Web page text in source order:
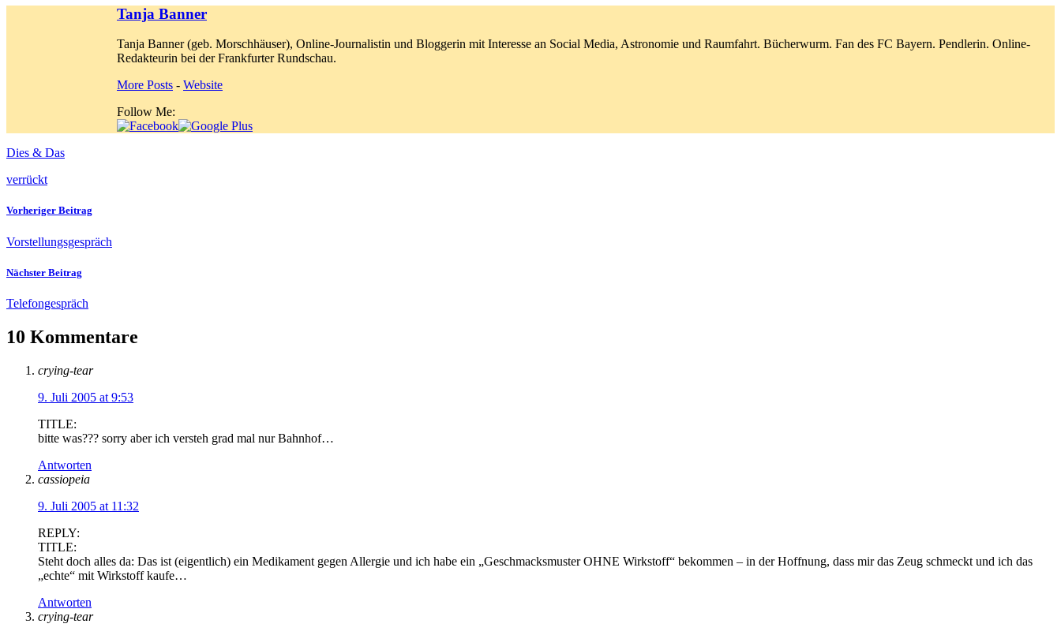
Tanja Banner
Tanja Banner (geb. Morschhäuser), Online-Journalistin und Bloggerin mit Interesse an Social Media, Astronomie und Raumfahrt. Bücherwurm. Fan des FC Bayern. Pendlerin. Online-
Redakteurin bei der Frankfurter Rundschau.
More Posts - Website
Follow Me:
Dies & Das
verrückt
Vorheriger Beitrag
Vorstellungsgespräch
Nächster Beitrag
Telefongespräch
10 Kommentare
crying-tear
9. Juli 2005 at 9:53
TITLE:
bitte was??? sorry aber ich versteh grad mal nur Bahnhof…
Antworten
cassiopeia
9. Juli 2005 at 11:32
REPLY:
TITLE:
Steht doch alles da: Das ist (eigentlich) ein Medikament gegen Allergie und ich habe ein „Geschmacksmuster OHNE Wirkstoff“ bekommen – in der Hoffnung, dass mir das Zeug schmeckt und ich das
„echte“ mit Wirkstoff kaufe…
Antworten
crying-tear